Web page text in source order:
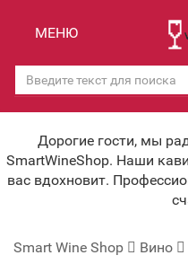
Скидки
Мероприятия
Корпоративным клиентам
Под заказ
Вино крепленое
Вино игристое и
Вино безалкогольное
Бренди, Коньяк, Арманьяк
МЕНЮ
Дорогие гости, мы
SmartWineShop. Наши
вас вдохновит.
Smart Wine Shop Вино